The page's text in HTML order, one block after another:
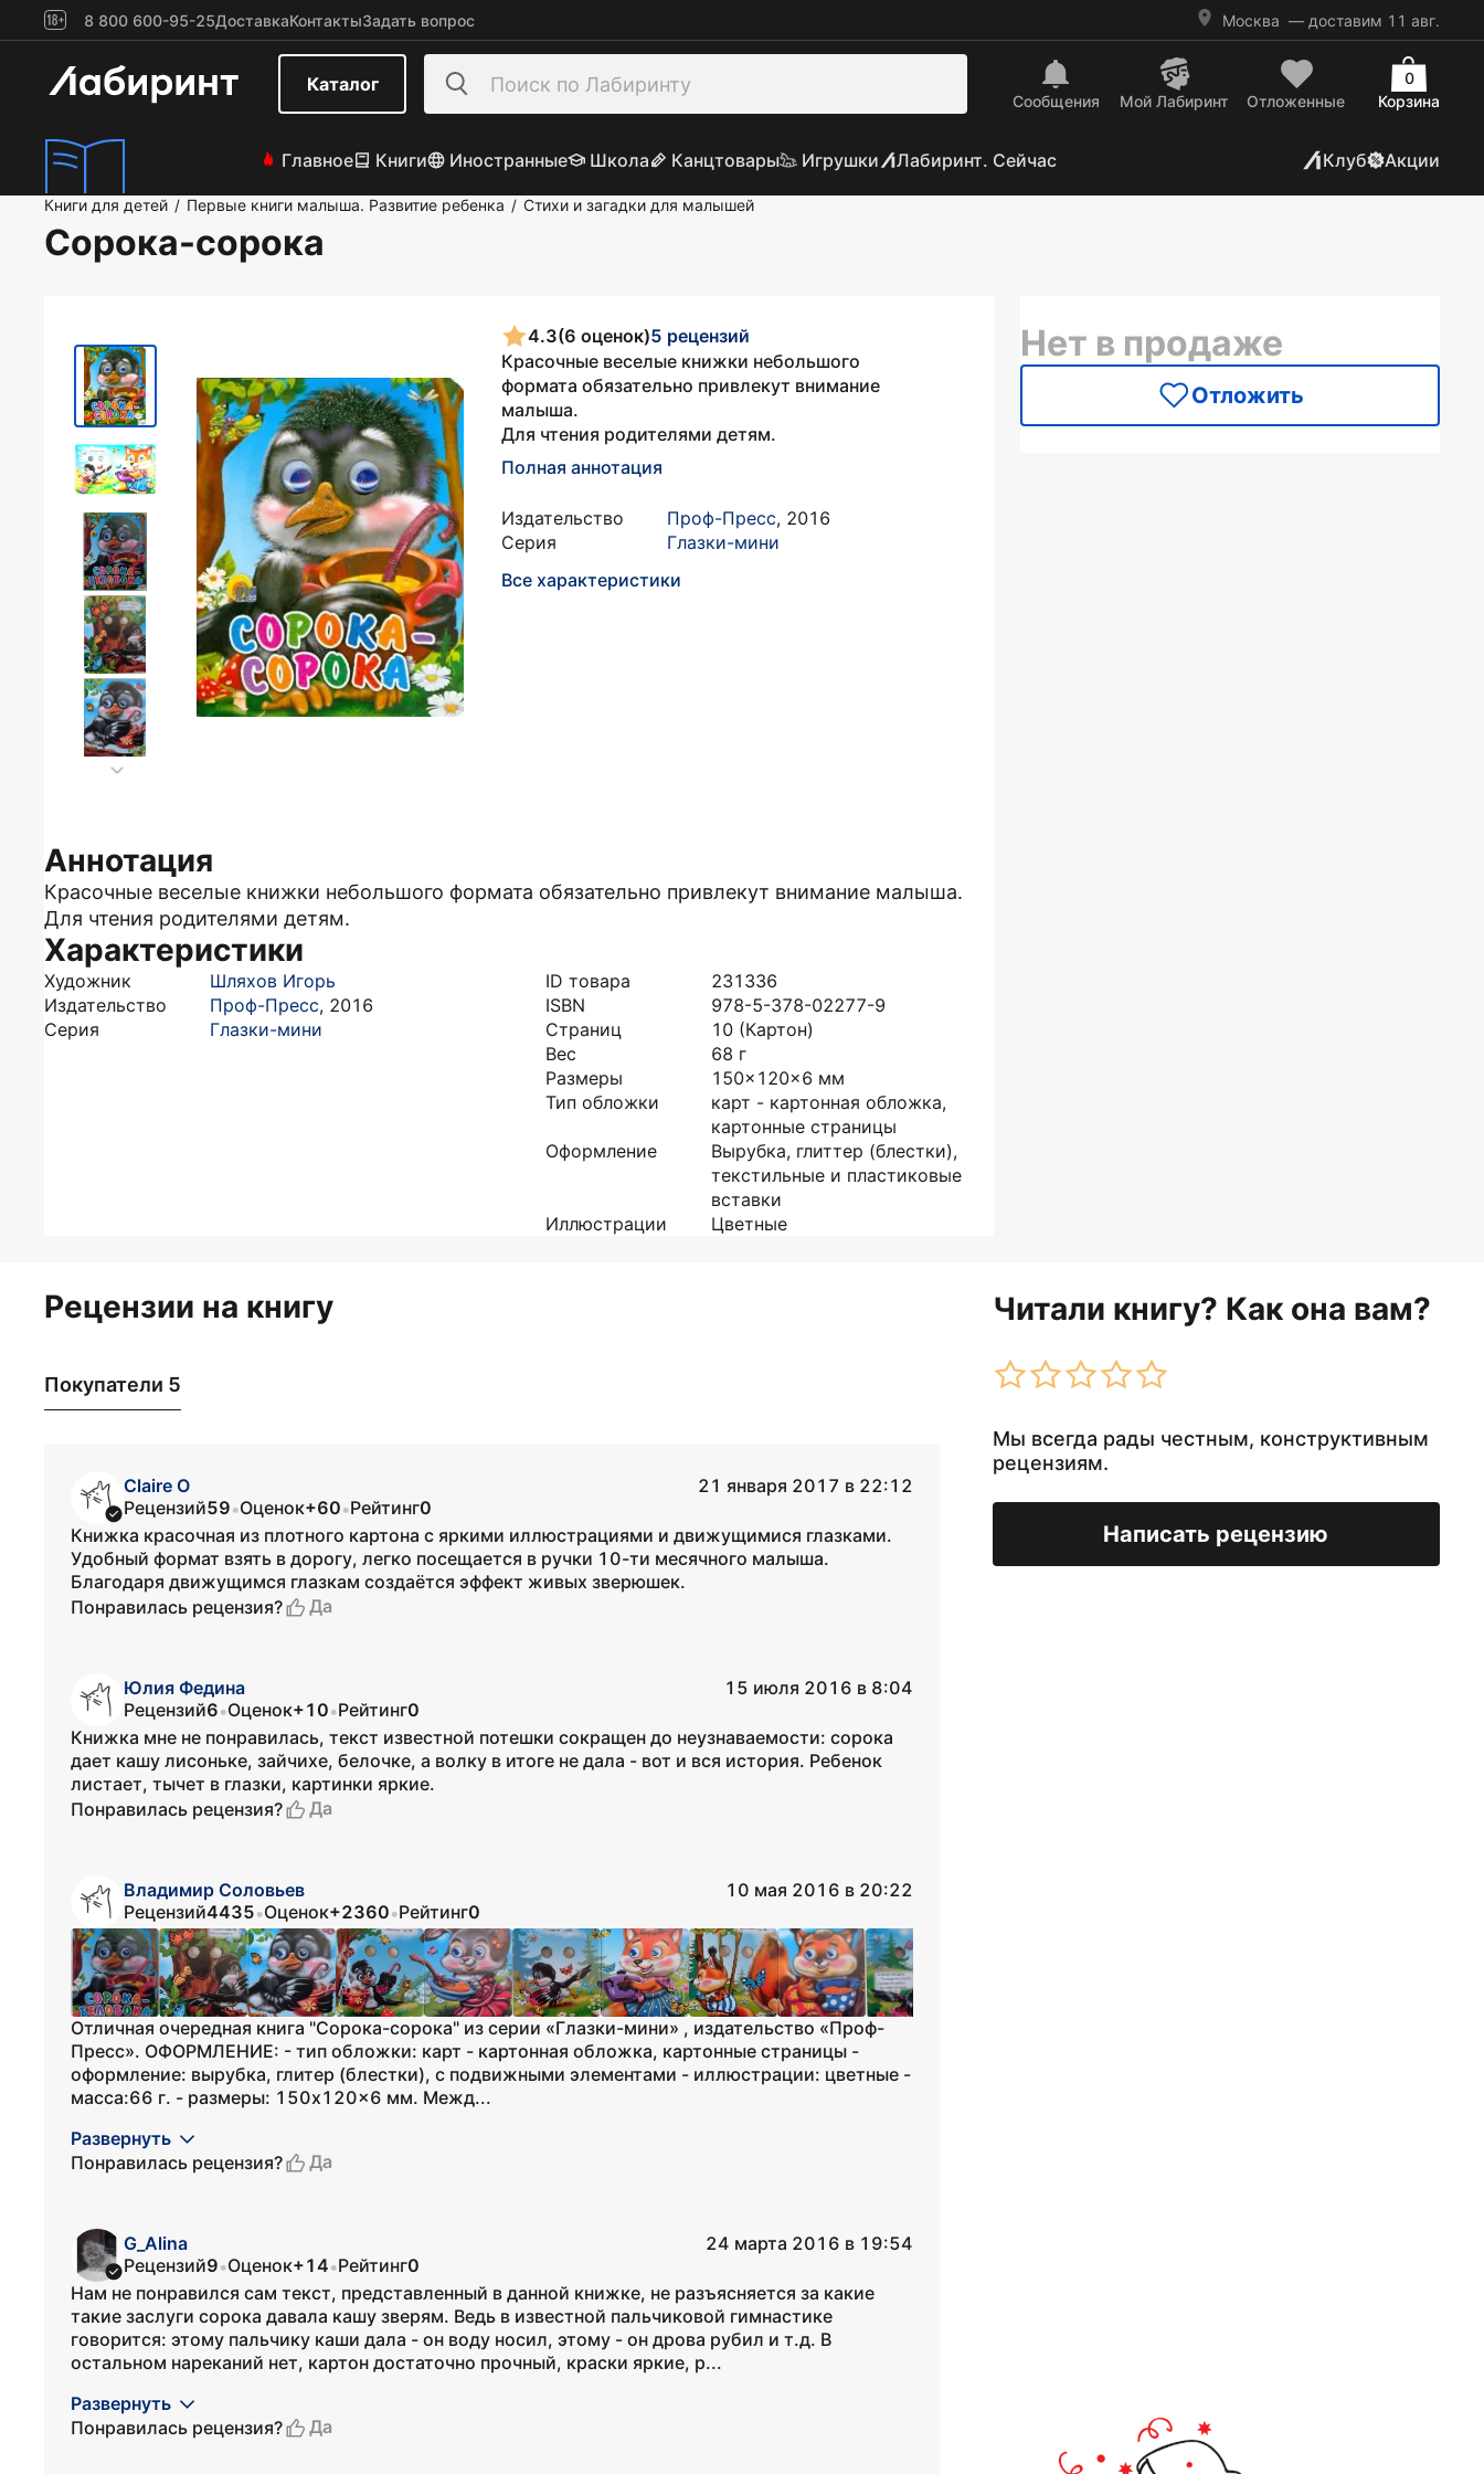
8 800 600-95-25ДоставкаКонтактыЗадать вопрос Москва — доставим 11 авг.
Каталог
Сообщения Mой Лабиринт Отложенные Корзина
0
Главное Книги Иностранные Школа Канцтовары Игрушки Лабиринт. Сейчас Клуб Акции
Книги для детей / Первые книги малыша. Развитие ребенка / Стихи и загадки для малышей
Сорока-сорока
4.3(6 оценок)5 рецензий
Красочные веселые книжки небольшого
формата обязательно привлекут внимание
малыша.
Для чтения родителями детям.
Полная аннотация
Издательство Проф-Пресс, 2016
Серия
Глазки-мини
Все характеристики
Аннотация
Красочные веселые книжки небольшого формата обязательно привлекут внимание малыша.
Для чтения родителями детям.
Характеристики
Художник
Шляхов Игорь
Издательство
Проф-Пресс, 2016
Серия
Глазки-мини
ID товара
231336
ISBN
978-5-378-02277-9
Страниц
10 (Картон)
Вес
68 г
Размеры
150x120x6 мм
Тип обложки
карт - картонная обложка,
картонные страницы
Оформление
Вырубка, глиттер (блестки),
текстильные и пластиковые
вставки
Иллюстрации
Цветные
Нет в продаже
Отложить
Рецензии на книгу Читали книгу? Как она вам?
Мы всегда рады честным, конструктивным
рецензиям.
Написать рецензию
Покупатели 5
Claire О
21 января 2017 в 22:12
Рецензий59•Оценок+60•Рейтинг0
Книжка красочная из плотного картона с яркими иллюстрациями и движущимися глазками.
Удобный формат взять в дорогу, легко посещается в ручки 10-ти месячного малыша.
Благодаря движущимся глазкам создаётся эффект живых зверюшек.
Понравилась рецензия?
Да
Юлия Федина
15 июля 2016 в 8:04
Рецензий6•Оценок+10•Рейтинг0
Книжка мне не понравилась, текст известной потешки сокращен до неузнаваемости: сорока
дает кашу лисоньке, зайчихе, белочке, а волку в итоге не дала - вот и вся история. Ребенок
листает, тычет в глазки, картинки яркие.
Понравилась рецензия?
Да
Владимир Соловьев
10 мая 2016 в 20:22
Рецензий4435•Оценок+2360•Рейтинг0
Отличная очередная книга "Сорока-сорока" из серии «Глазки-мини» , издательство «Проф-
Пресс». ОФОРМЛЕНИЕ: - тип обложки: карт - картонная обложка, картонные страницы -
оформление: вырубка, глитер (блестки), с подвижными элементами - иллюстрации: цветные -
масса:66 г. - размеры: 150x120x6 мм. Межд...
Развернуть
Понравилась рецензия?
Да
G_Alina
24 марта 2016 в 19:54
Рецензий9•Оценок+14•Рейтинг0
Нам не понравился сам текст, представленный в данной книжке, не разъясняется за какие
такие заслуги сорока давала кашу зверям. Ведь в известной пальчиковой гимнастике
говорится: этому пальчику каши дала - он воду носил, этому - он дрова рубил и т.д. В
остальном нареканий нет, картон достаточно прочный, краски яркие, р...
Развернуть
Понравилась рецензия?
Да